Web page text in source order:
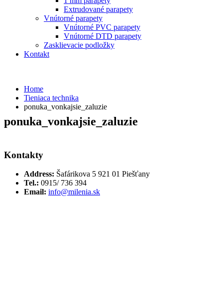
Extrudované parapety
Vnútorné parapety
Vnútorné PVC parapety
Vnútorné DTD parapety
Zasklievacie podložky
Kontakt
Home
Tieniaca technika
ponuka_vonkajsie_zaluzie
ponuka_vonkajsie_zaluzie
Kontakty
Address: Šafárikova 5 921 01 Piešťany
Tel.: 0915/ 736 394
Email: info@milenia.sk